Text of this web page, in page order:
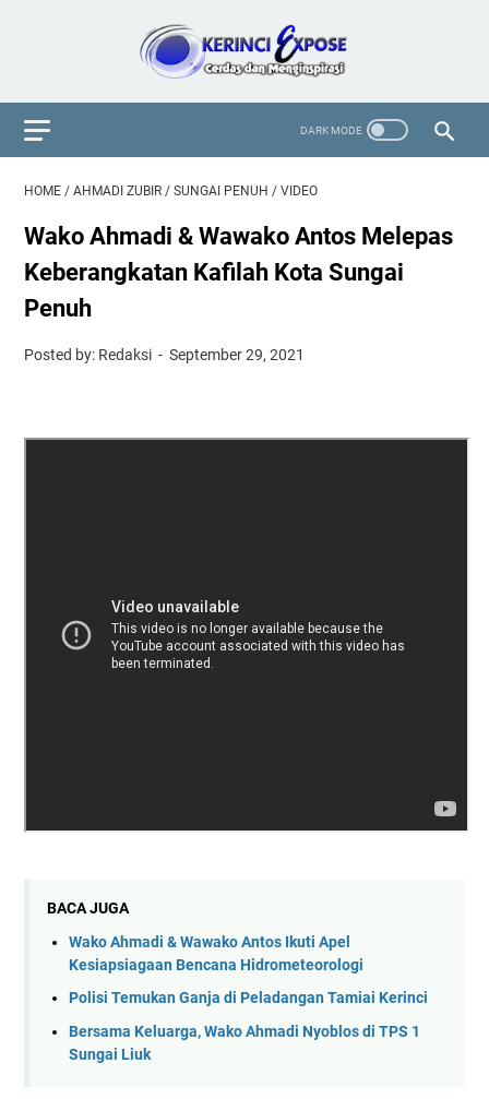
HOME / AHMADI ZUBIR / SUNGAI PENUH / VIDEO
Wako Ahmadi & Wawako Antos Melepas
Keberangkatan Kafilah Kota Sungai
Penuh
Posted by: Redaksi September 29, 2021
BACA JUGA
Wako Ahmadi & Wawako Antos Ikuti Apel
Kesiapsiagaan Bencana Hidrometeorologi
Polisi Temukan Ganja di Peladangan Tamiai Kerinci
Bersama Keluarga, Wako Ahmadi Nyoblos di TPS 1
Sungai Liuk